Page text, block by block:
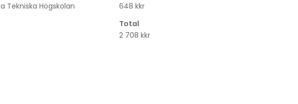
Tekniska Högskolan
648 kkr
Total
2 708 kkr